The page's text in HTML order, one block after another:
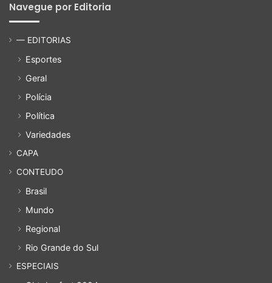
Navegue por Editoria
— EDITORIAS
Esportes
Geral
Polícia
Política
Variedades
CAPA
CONTEUDO
Brasil
Mundo
Regional
Rio Grande do Sul
ESPECIAIS